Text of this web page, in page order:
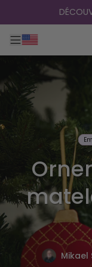
passer au contenu
Basculer la
Mikael